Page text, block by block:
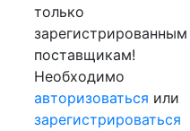
только
зарегистрированным
поставщикам!
Необходимо
авторизоваться или
зарегистрироваться